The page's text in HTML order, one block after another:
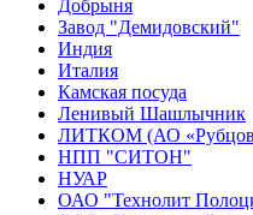
Добрыня
Завод "Демидовский"
Индия
Италия
Камская посуда
Ленивый Шашлычник
ЛИТКОМ (АО
НПП "СИТОН"
НУАР
ОАО "Технолит